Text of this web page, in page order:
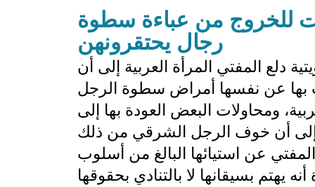
للخروج من عباءة سطوة
رجال يحتقرونهن
دلع المفتي المرأة العربية إلى أن
بها عن نفسها أمراض سطوة الرجل
ومحاولات البعض العودة بها إلى
إلى أن خوف الرجل الشرقي من ذلك
عن استيائها البالغ من أسلوب
يهتم بسيقانها لا بالتنادي بحقوقها